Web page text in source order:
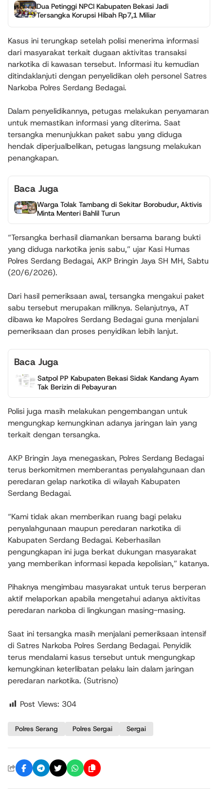
Dua Petinggi NPCI Kabupaten Bekasi Jadi
Tersangka Korupsi Hibah Rp7,1 Miliar
Kasus ini terungkap setelah polisi menerima informasi
dari masyarakat terkait dugaan aktivitas transaksi
narkotika di kawasan tersebut. Informasi itu kemudian
ditindaklanjuti dengan penyelidikan oleh personel Satres
Narkoba Polres Serdang Bedagai.
Dalam penyelidikannya, petugas melakukan penyamaran
untuk memastikan informasi yang diterima. Saat
tersangka menunjukkan paket sabu yang diduga
hendak diperjualbelikan, petugas langsung melakukan
penangkapan.
Baca Juga
Warga Tolak Tambang di Sekitar Borobudur, Aktivis
Minta Menteri Bahlil Turun
“Tersangka berhasil diamankan bersama barang bukti
yang diduga narkotika jenis sabu,” ujar Kasi Humas
Polres Serdang Bedagai, AKP Bringin Jaya SH MH, Sabtu
(20/6/2026).
Dari hasil pemeriksaan awal, tersangka mengakui paket
sabu tersebut merupakan miliknya. Selanjutnya, AT
dibawa ke Mapolres Serdang Bedagai guna menjalani
pemeriksaan dan proses penyidikan lebih lanjut.
Baca Juga
Satpol PP Kabupaten Bekasi Sidak Kandang Ayam
Tak Berizin di Pebayuran
Polisi juga masih melakukan pengembangan untuk
mengungkap kemungkinan adanya jaringan lain yang
terkait dengan tersangka.
AKP Bringin Jaya menegaskan, Polres Serdang Bedagai
terus berkomitmen memberantas penyalahgunaan dan
peredaran gelap narkotika di wilayah Kabupaten
Serdang Bedagai.
“Kami tidak akan memberikan ruang bagi pelaku
penyalahgunaan maupun peredaran narkotika di
Kabupaten Serdang Bedagai. Keberhasilan
pengungkapan ini juga berkat dukungan masyarakat
yang memberikan informasi kepada kepolisian,” katanya.
Pihaknya mengimbau masyarakat untuk terus berperan
aktif melaporkan apabila mengetahui adanya aktivitas
peredaran narkoba di lingkungan masing-masing.
Saat ini tersangka masih menjalani pemeriksaan intensif
di Satres Narkoba Polres Serdang Bedagai. Penyidik
terus mendalami kasus tersebut untuk mengungkap
kemungkinan keterlibatan pelaku lain dalam jaringan
peredaran narkotika. (Sutrisno)
Post Views: 304
Polres Serang Polres Sergai Sergai